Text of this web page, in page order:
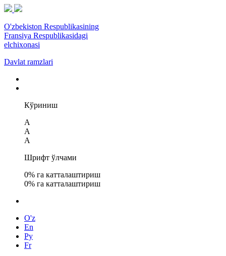
O'zbekiston Respublikasining
Fransiya Respublikasidagi
elchixonasi
Davlat ramzlari
Кўриниш
A
A
A
Шрифт ўлчами
0% га катталаштириш
0% га катталаштириш
O'z
En
Ру
Fr